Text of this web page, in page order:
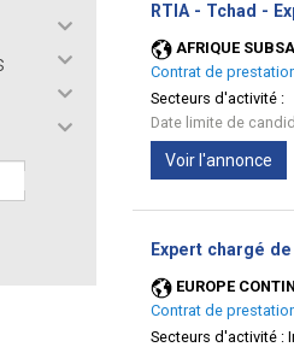
RTIA - Tchad -
AFRIQUE
Contrat de
Secteurs d'activité :
Date limite de
Voir l'annonce
Expert chargé
EUROPE
Contrat de
Secteurs d'activité :